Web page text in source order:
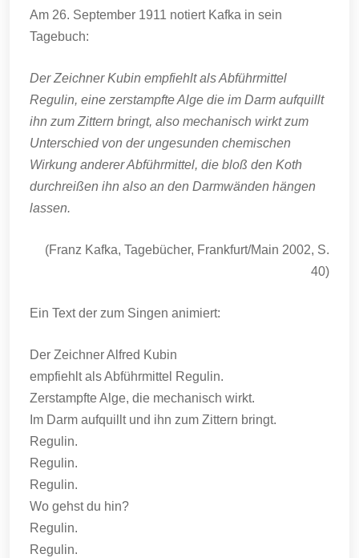
Am 26. September 1911 notiert Kafka in sein
Tagebuch:
Der Zeichner Kubin empfiehlt als Abführmittel
Regulin, eine zerstampfte Alge die im Darm aufquillt
ihn zum Zittern bringt, also mechanisch wirkt zum
Unterschied von der ungesunden chemischen
Wirkung anderer Abführmittel, die bloß den Koth
durchreißen ihn also an den Darmwänden hängen
lassen.
(Franz Kafka, Tagebücher, Frankfurt/Main 2002, S.
40)
Ein Text der zum Singen animiert:
Der Zeichner Alfred Kubin
empfiehlt als Abführmittel Regulin.
Zerstampfte Alge, die mechanisch wirkt.
Im Darm aufquillt und ihn zum Zittern bringt.
Regulin.
Regulin.
Regulin.
Wo gehst du hin?
Regulin.
Regulin.